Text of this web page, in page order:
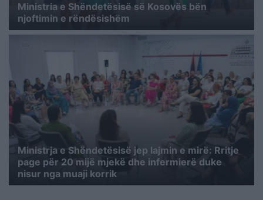
Ministria e Shëndetësisë së Kosovës bën
njoftimin e rëndësishëm
Ministrja e Shëndetësisë jep lajmin e mirë: Rritje
page për 20 mijë mjekë dhe infermierë duke
nisur nga muaji korrik